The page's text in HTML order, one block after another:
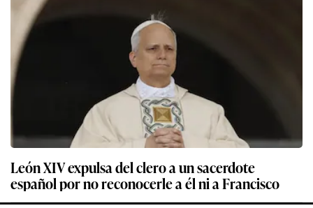
León XIV expulsa del clero a un sacerdote
español por no reconocerle a él ni a Francisco